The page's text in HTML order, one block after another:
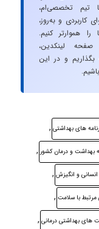
تیم تخصصی‌ام،
کاربردی و به‌روز،
هموارتر کنیم.
لینکدین،
بگذاریم و در این
های بهداشتی ,
بهداشت و درمان کشور ,
انسانی و انگیزش ,
مرتبط با سلامت ,
های بهداشتی درمانی ,